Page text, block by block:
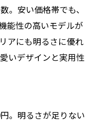
。安い価格帯でも、
能性の高いモデルが
アにも明るさに優れ
いデザインと実用性
円。明るさが足りない